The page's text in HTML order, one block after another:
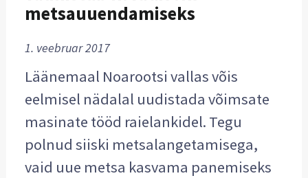
metsauuendamiseks
1. veebruar 2017
Läänemaal Noarootsi vallas võis
eelmisel nädalal uudistada võimsate
masinate tööd raielankidel. Tegu
polnud siiski metsalangetamisega,
vaid uue metsa kasvama panemiseks